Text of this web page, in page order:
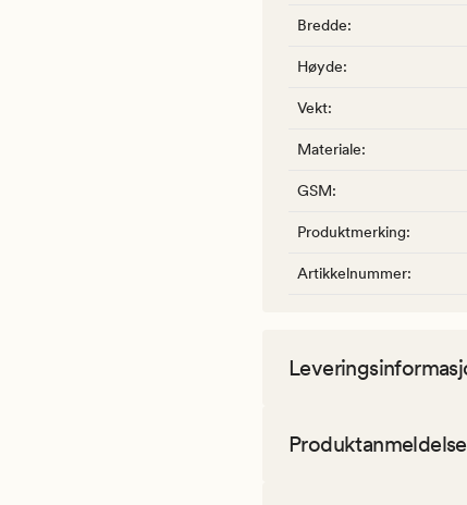
Bredde:
Høyde:
Vekt:
Materiale:
GSM:
Produktmerking:
Artikkelnummer: